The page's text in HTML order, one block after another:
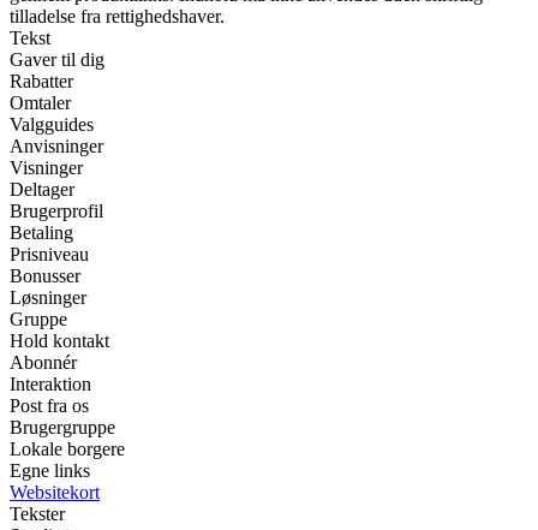
tilladelse fra rettighedshaver.
Tekst
Gaver til dig
Rabatter
Omtaler
Valgguides
Anvisninger
Visninger
Deltager
Brugerprofil
Betaling
Prisniveau
Bonusser
Løsninger
Gruppe
Hold kontakt
Abonnér
Interaktion
Post fra os
Brugergruppe
Lokale borgere
Egne links
Websitekort
Tekster